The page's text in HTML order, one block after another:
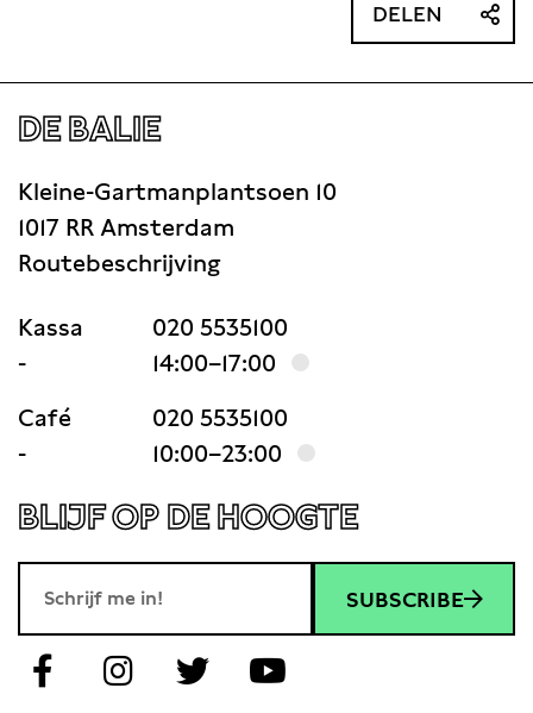
DELEN
DE BALIE
Kleine-Gartmanplantsoen 10
1017 RR Amsterdam
Routebeschrijving
Kassa
020 5535100
-
14:00–17:00
Café
020 5535100
-
10:00–23:00
BLIJF OP DE HOOGTE
SUBSCRIBE